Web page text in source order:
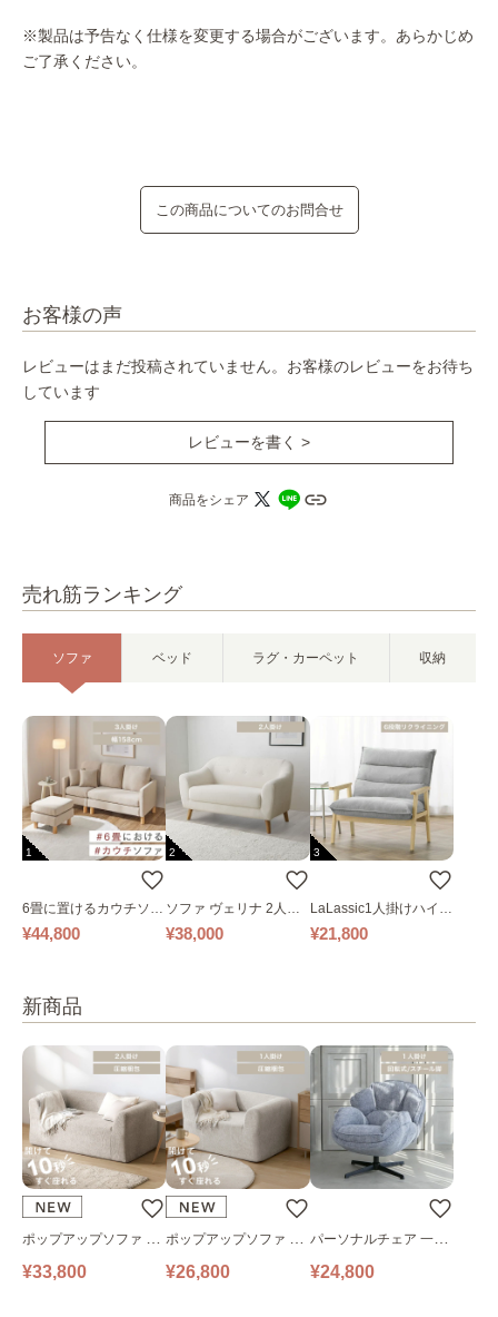
売れ筋ランキング
ソファ ベッド ラグ・カーペット 収納
1
6畳に置けるカウチソフ
ァ｜ベージュ
¥44,800
2
ソファ ヴェリナ 2人掛
け
¥38,000
3
LaLassic1人掛けハイバ
ックソファ ワイド
¥21,800
新商品
ポップアップソファ ソ
ファ フロアソファ 幅14
¥33,800
ポップアップソファ ソ
ファ フロアソファ 幅10
¥26,800
パーソナルチェア 一人
掛けソファ O’HANA ソ
¥24,800
※製品は予告なく仕様を変更する場合がございます。あらかじめ
ご了承ください。
この商品についてのお問合せ
お客様の声
レビューはまだ投稿されていません。お客様のレビューをお待ち
しています
レビューを書く >
商品をシェア